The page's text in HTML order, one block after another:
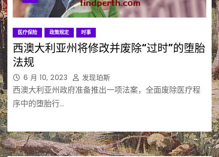
医疗保险 政策规定 时事
西澳大利亚州将修改并废除“过时”的堕胎
法规
6 月 10, 2023 发现珀斯
西澳大利亚州政府准备推出一项法案，全面废除医疗程
序中的堕胎行…